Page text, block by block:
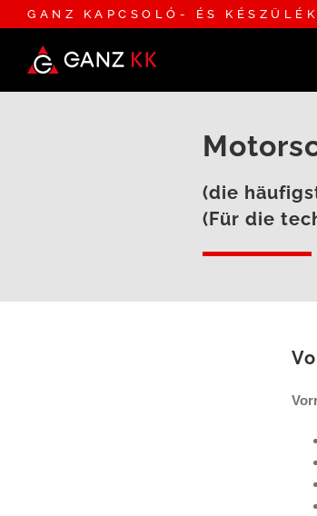
GANZ KAPCSOLÓ- ÉS
(die
(Für die